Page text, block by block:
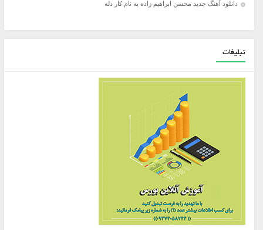
دانلود آهنگ جدید محسن ابراهیم زاده به نام کار دله
تبلیغات